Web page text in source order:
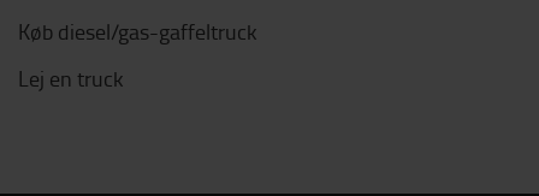
Køb diesel/gas-gaffeltruck
Lej en truck